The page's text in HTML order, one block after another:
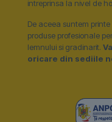
intreprinsa la nivel de
De aceea suntem
produse profesionale
lemnului si gradinarit.
oricare din sediile